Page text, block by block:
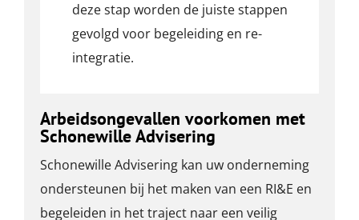
deze stap worden de juiste stappen
gevolgd voor begeleiding en re-
integratie.
Arbeidsongevallen voorkomen met
Schonewille Advisering
Schonewille Advisering kan uw onderneming
ondersteunen bij het maken van een RI&E en
begeleiden in het traject naar een veilig